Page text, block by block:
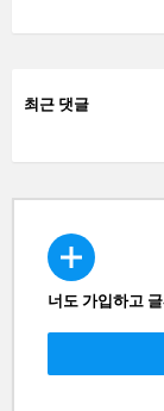
최근 댓글
CREATE
너도 가입하고